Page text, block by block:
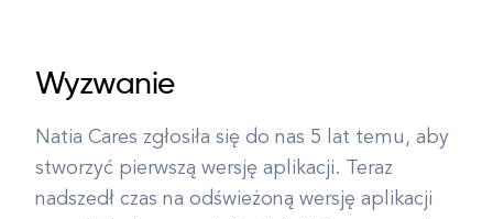
Wyzwanie
Natia Cares zgłosiła się do nas 5 lat temu, aby
stworzyć pierwszą wersję aplikacji. Teraz
nadszedł czas na odświeżoną wersję aplikacji